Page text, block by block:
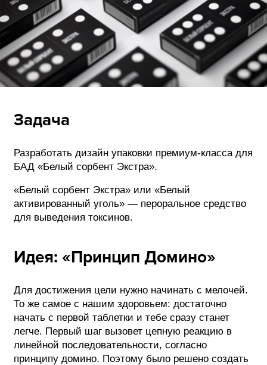
Задача
Разработать дизайн упаковки премиум-класса для
БАД «Белый сорбент Экстра».
«Белый сорбент Экстра» или «Белый
активированный уголь» — пероральное средство
для выведения токсинов.
Идея: «Принцип Домино»
Для достижения цели нужно начинать с мелочей.
То же самое с нашим здоровьем: достаточно
начать с первой таблетки и тебе сразу станет
легче. Первый шаг вызовет цепную реакцию в
линейной последовательности, согласно
принципу домино. Поэтому было решено создать
ТИПОГРАФИКА
ИСТОРИИ БРЕНДОВ
О ПРОЕКТЕ